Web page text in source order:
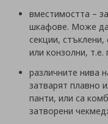
вместимостта –
шкафове. Може да
секции, стъклени,
или конзолни,
различните нива
затварят плавно
панти, или са
затворени